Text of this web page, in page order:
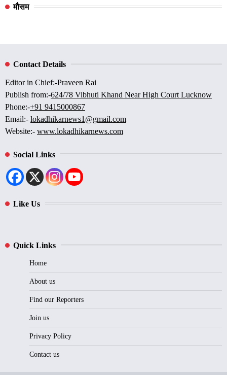
मौसम
Contact Details
Editor in Chief:-Praveen Rai
Publish from:-624/78 Vibhuti Khand Near High Court Lucknow
Phone:-+91 9415000867
Email:- lokadhikarnews1@gmail.com
Website:- www.lokadhikarnews.com
Social Links
Like Us
Quick Links
Home
About us
Find our Reporters
Join us
Privacy Policy
Contact us